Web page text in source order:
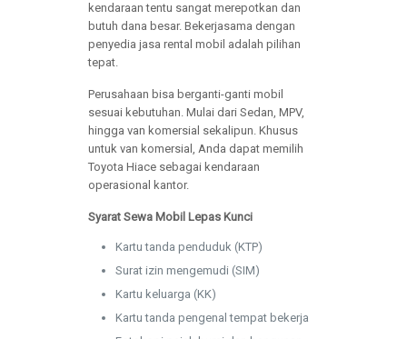
kendaraan tentu sangat merepotkan dan
butuh dana besar. Bekerjasama dengan
penyedia jasa rental mobil adalah pilihan
tepat.
Perusahaan bisa berganti-ganti mobil
sesuai kebutuhan. Mulai dari Sedan, MPV,
hingga van komersial sekalipun. Khusus
untuk van komersial, Anda dapat memilih
Toyota Hiace sebagai kendaraan
operasional kantor.
Syarat Sewa Mobil Lepas Kunci
Kartu tanda penduduk (KTP)
Surat izin mengemudi (SIM)
Kartu keluarga (KK)
Kartu tanda pengenal tempat bekerja